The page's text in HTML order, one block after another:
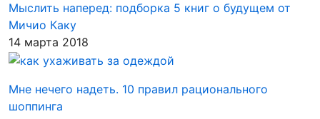
Мыслить наперед: подборка 5 книг о будущем от
Мичио Каку
14 марта 2018
Мне нечего надеть. 10 правил рационального
шоппинга